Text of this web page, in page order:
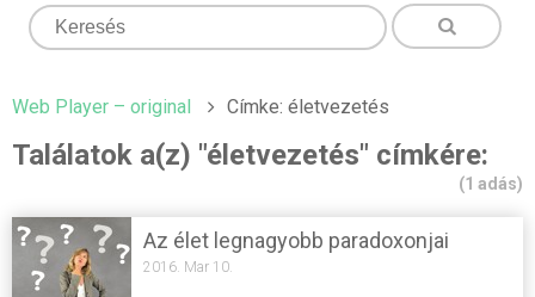
Web Player – original Címke: életvezetés
Találatok a(z) "életvezetés" címkére:
(1 adás)
Az élet legnagyobb paradoxonjai
2016. Mar 10.